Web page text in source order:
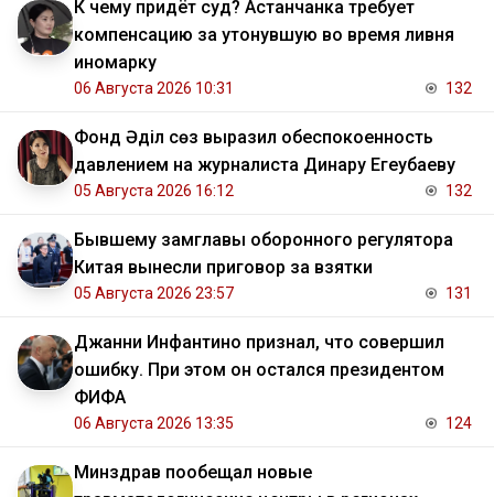
К чему придёт суд? Астанчанка требует
компенсацию за утонувшую во время ливня
иномарку
06 Августа 2026 10:31 132
Фонд Әділ сөз выразил обеспокоенность
давлением на журналиста Динару Егеубаеву
05 Августа 2026 16:12 132
Бывшему замглавы оборонного регулятора
Китая вынесли приговор за взятки
05 Августа 2026 23:57 131
Джанни Инфантино признал, что совершил
ошибку. При этом он остался президентом
ФИФА
06 Августа 2026 13:35 124
Минздрав пообещал новые